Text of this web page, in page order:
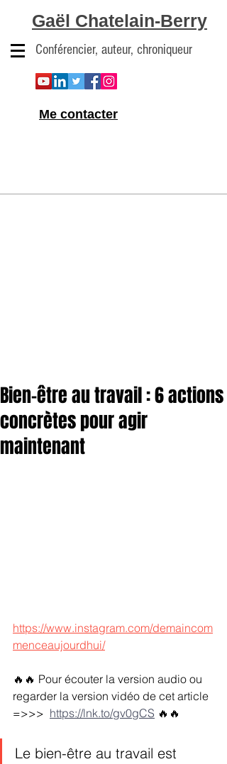
Gaël Chatelain-Berry
Conférencier, auteur, chroniqueur
Me contacter
Bien-être au travail : 6 actions
concrètes pour agir
maintenant
https://www.instagram.com/demaincom
menceaujourdhui/
🔥🔥 Pour écouter la version audio ou
regarder la version vidéo de cet article
=>>> https://lnk.to/gv0gCS 🔥🔥
Le bien-être au travail est